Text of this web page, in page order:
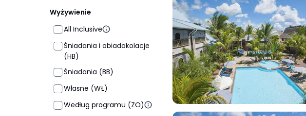
Wyżywienie
All Inclusive
Śniadania i obiadokolacje
(HB)
Śniadania (BB)
Własne (WŁ)
Według programu (ZO)